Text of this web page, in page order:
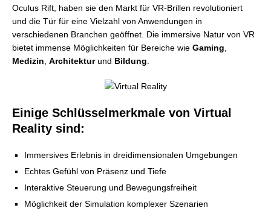
Oculus Rift, haben sie den Markt für VR-Brillen revolutioniert
und die Tür für eine Vielzahl von Anwendungen in
verschiedenen Branchen geöffnet. Die immersive Natur von VR
bietet immense Möglichkeiten für Bereiche wie Gaming
Medizin Architekturund Bildung
Einige Schlüsselmerkmale von Virtual
Reality sind:
Immersives Erlebnis in dreidimensionalen Umgebungen
Echtes Gefühl von Präsenz und Tiefe
Interaktive Steuerung und Bewegungsfreiheit
Möglichkeit der Simulation komplexer Szenarien